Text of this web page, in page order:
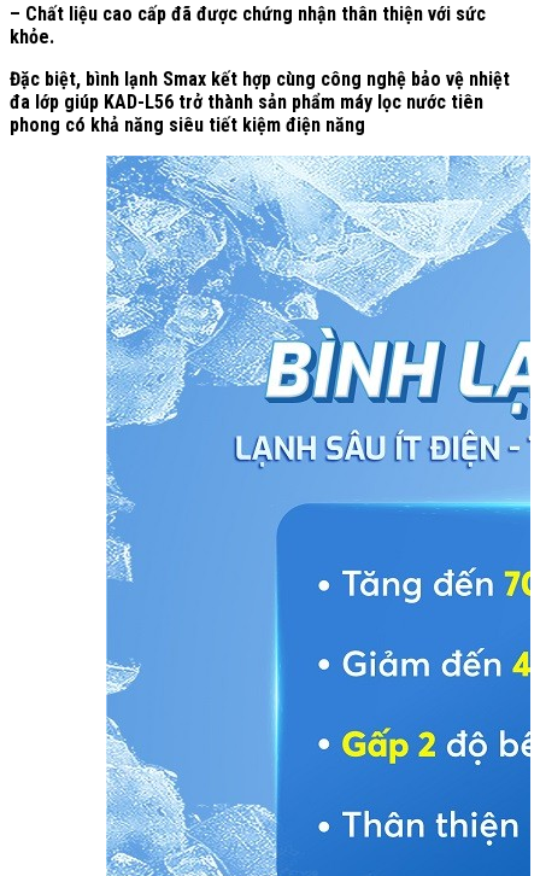
– Chất liệu cao cấp đã được chứng nhận thân thiện với sức
khỏe.
Đặc biệt, bình lạnh Smax kết hợp cùng công nghệ bảo vệ nhiệt
đa lớp giúp KAD-L56 trở thành sản phẩm máy lọc nước tiên
phong có khả năng siêu tiết kiệm điện năng